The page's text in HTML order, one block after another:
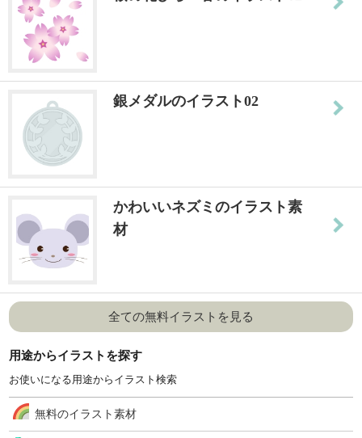
銀メダルのイラスト02
かわいいネズミのイラスト素
材
全ての無料イラストを見る
用途からイラストを探す
お使いになる用途からイラスト検索
無料のイラスト素材